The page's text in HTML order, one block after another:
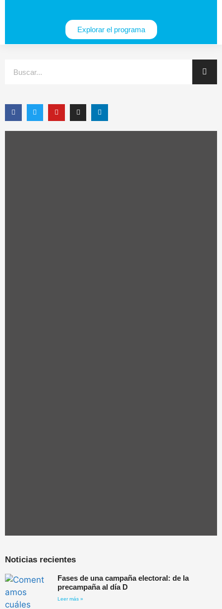
Explorar el programa
Noticias recientes
Fases de una campaña electoral: de la
precampaña al día D
Leer más »